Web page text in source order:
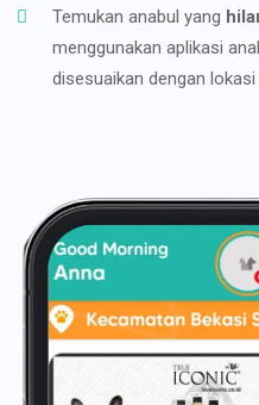
Temukan anabul yang
menggunakan aplikasi
disesuaikan dengan